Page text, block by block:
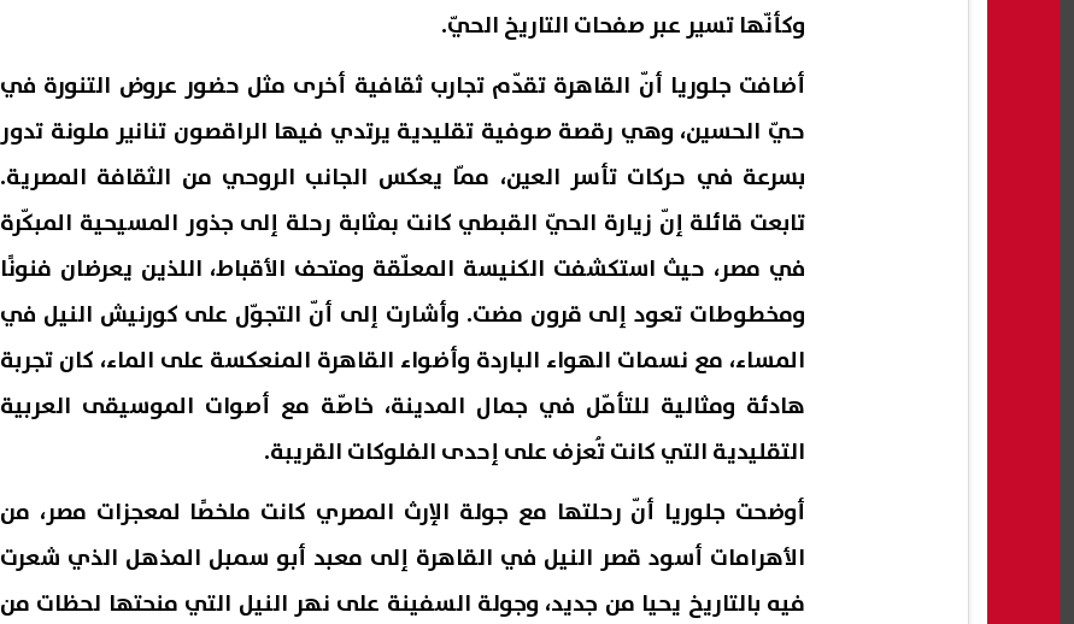
وكأنّها تسير عبر صفحات التاريخ الحيّ.
أضافت جلوريا أنّ القاهرة تقدّم تجارب ثقافية أخرى مثل حضور عروض التنورة في
حيّ الحسين، وهي رقصة صوفية تقليدية يرتدي فيها الراقصون تنانير ملونة تدور
بسرعة في حركات تأسر العين، ممّا يعكس الجانب الروحي من الثقافة المصرية.
تابعت قائلة إنّ زيارة الحيّ القبطي كانت بمثابة رحلة إلى جذور المسيحية المبكّرة
في مصر، حيث استكشفت الكنيسة المعلّقة ومتحف الأقباط، اللذين يعرضان فنونًا
ومخطوطات تعود إلى قرون مضت. وأشارت إلى أنّ التجوّل على كورنيش النيل في
المساء، مع نسمات الهواء الباردة وأضواء القاهرة المنعكسة على الماء، كان تجربة
هادئة ومثالية للتأمّل في جمال المدينة، خاصّة مع أصوات الموسيقى العربية
التقليدية التي كانت تُعزف على إحدى الفلوكات القريبة.
أوضحت جلوريا أنّ رحلتها مع جولة الإرث المصري كانت ملخصًا لمعجزات مصر، من
الأهرامات أسود قصر النيل في القاهرة إلى معبد أبو سمبل المذهل الذي شعرت
فيه بالتاريخ يحيا من جديد، وجولة السفينة على نهر النيل التي منحتها لحظات من